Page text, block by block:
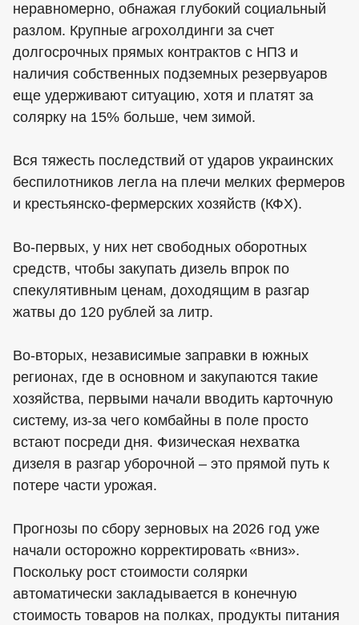
неравномерно, обнажая глубокий социальный
разлом. Крупные агрохолдинги за счет
долгосрочных прямых контрактов с НПЗ и
наличия собственных подземных резервуаров
еще удерживают ситуацию, хотя и платят за
солярку на 15% больше, чем зимой.
Вся тяжесть последствий от ударов украинских
беспилотников легла на плечи мелких фермеров
и крестьянско-фермерских хозяйств (КФХ).
Во-первых, у них нет свободных оборотных
средств, чтобы закупать дизель впрок по
спекулятивным ценам, доходящим в разгар
жатвы до 120 рублей за литр.
Во-вторых, независимые заправки в южных
регионах, где в основном и закупаются такие
хозяйства, первыми начали вводить карточную
систему, из-за чего комбайны в поле просто
встают посреди дня. Физическая нехватка
дизеля в разгар уборочной – это прямой путь к
потере части урожая.
Прогнозы по сбору зерновых на 2026 год уже
начали осторожно корректировать «вниз».
Поскольку рост стоимости солярки
автоматически закладывается в конечную
стоимость товаров на полках, продукты питания